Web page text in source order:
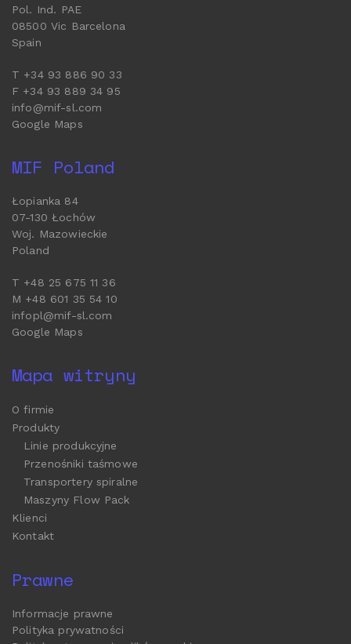
Pol. Ind. PAE
08500 Vic Barcelona
Spain
T +34 93 886 90 33
F +34 93 889 34 95
info@mif-sl.com
Google Maps
MIF Poland
Łopianka 84
07-130 Łochów
Woj. Mazowieckie
Poland
T +48 25 675 11 36
M +48 601 35 54 10
infopl@mif-sl.com
Google Maps
Mapa witryny
O firmie
Produkty
Linie produkcyjne
Przenośniki taśmowe
Transportery spiralne
Maszyny Flow Pack
Klienci
Kontakt
Prawne
Informacje prawne
Polityka prywatności